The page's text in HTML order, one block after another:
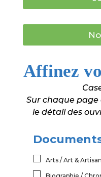
Affinez
Sur chaque page
le détail des
Arts / Art &